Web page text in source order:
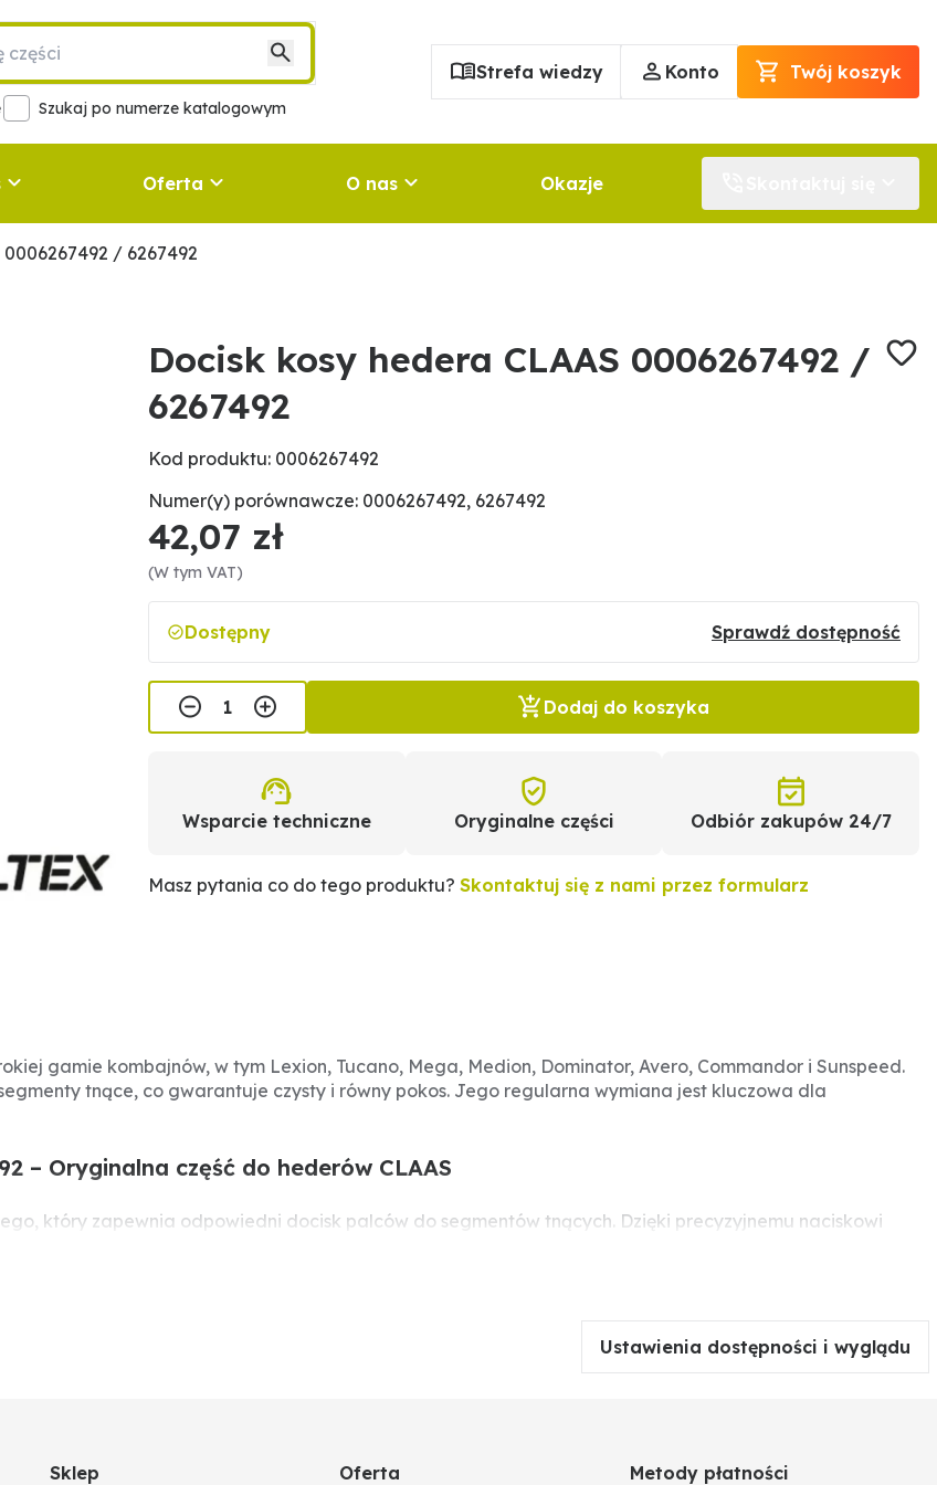
Szukaj po numerze katalogowym
Strefa wiedzy Konto Twój koszyk
Oferta O nas Okazje
/ 6267492
Docisk kosy hedera CLAAS 0006267492 /
6267492
Kod produktu: 0006267492
Numer(y) porównawcze: 0006267492, 6267492
42,07 zł
(W tym VAT)
Dostępny Sprawdź dostępność
Dodaj do koszyka
Wsparcie techniczne Oryginalne części Odbiór zakupów 24/7
Masz pytania co do tego produktu?Skontaktuj się z nami przez formularz
gamie kombajnów, w tym Lexion, Tucano, Mega, Medion, Dominator, Avero, Commandor i Sunspeed.
tnące, co gwarantuje czysty i równy pokos. Jego regularna wymiana jest kluczowa dla
– Oryginalna część do hederów CLAAS
który zapewnia odpowiedni docisk palców do segmentów tnących. Dzięki precyzyjnemu naciskowi
łanu. Stosowany w większości hederów CLAAS, jest niezbędny do utrzymania wysokiej wydajności
Medion, Dominator, Avero, Commandor, Sunspeed i inne)
Ustawienia dostępności i wyglądu
Sklep Oferta Metody płatności